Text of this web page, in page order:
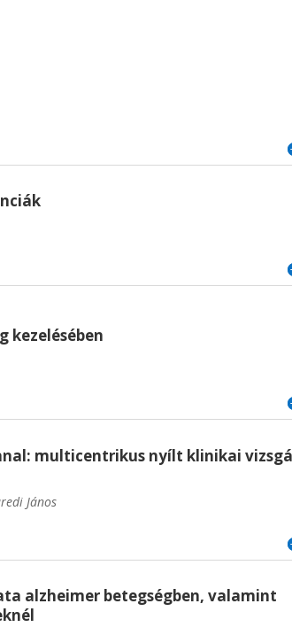
kezelésében
multicentrikus nyílt klinikai
János
alzheimer betegségben, valamint